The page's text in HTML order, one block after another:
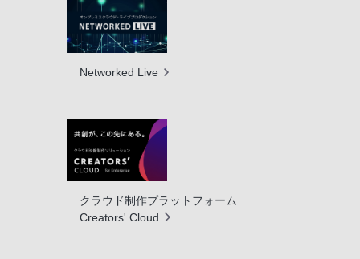
Networked Live
クラウド制作プラットフォーム
Creators' Cloud